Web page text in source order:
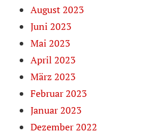
August 2023
Juni 2023
Mai 2023
April 2023
März 2023
Februar 2023
Januar 2023
Dezember 2022